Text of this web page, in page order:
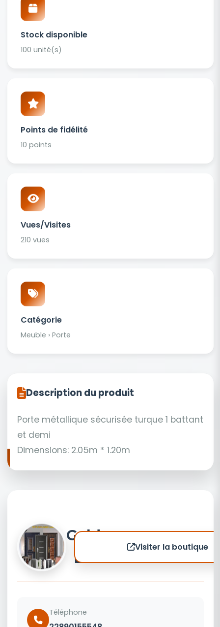
Stock disponible
100 unité(s)
Points de fidélité
10 points
Vues/Visites
210 vues
Catégorie
Meuble › Porte
Description du produit
Porte métallique sécurisée turque 1 battant
et demi
Dimensions: 2.05m * 1.20m
Golden
Land
Visiter la boutique
Téléphone